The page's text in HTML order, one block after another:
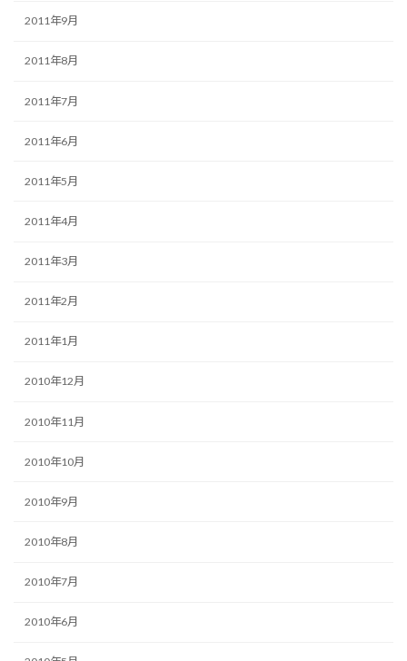
2011年9月
2011年8月
2011年7月
2011年6月
2011年5月
2011年4月
2011年3月
2011年2月
2011年1月
2010年12月
2010年11月
2010年10月
2010年9月
2010年8月
2010年7月
2010年6月